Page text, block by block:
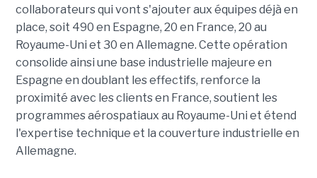
collaborateurs qui vont s'ajouter aux équipes déjà en
place, soit 490 en Espagne, 20 en France, 20 au
Royaume-Uni et 30 en Allemagne. Cette opération
consolide ainsi une base industrielle majeure en
Espagne en doublant les effectifs, renforce la
proximité avec les clients en France, soutient les
programmes aérospatiaux au Royaume-Uni et étend
l'expertise technique et la couverture industrielle en
Allemagne.